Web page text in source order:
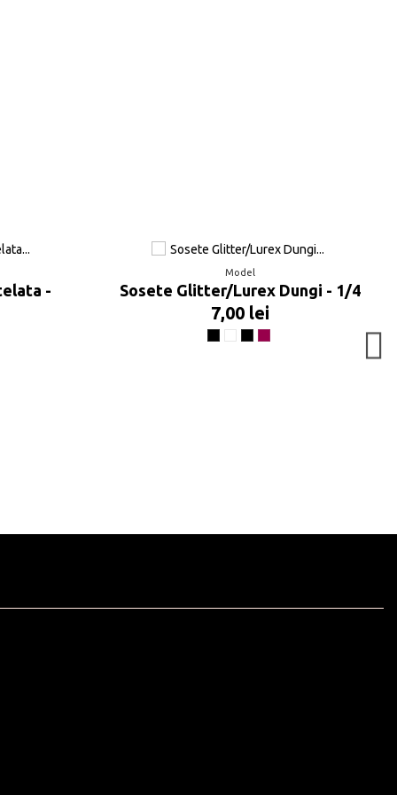
-
Model
Sosete Glitter/Lurex Dungi - 1/4
7,00 lei
NegruGrafite
Noir multicolor
Purple